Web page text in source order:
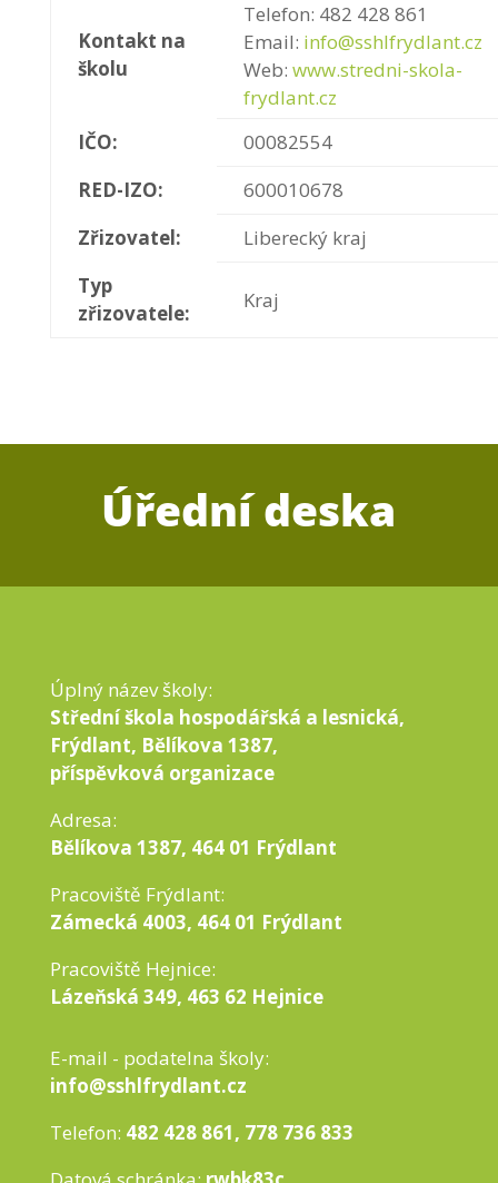
Kontakt na
školu
Telefon: 482 428 861
Email: info@sshlfrydlant.cz
Web: www.stredni-skola-
frydlant.cz
IČO:
00082554
RED-IZO:
600010678
Zřizovatel:
Liberecký kraj
Typ
zřizovatele:
Kraj
Úřední deska
Úplný název školy:
Střední škola hospodářská a lesnická,
Frýdlant, Bělíkova 1387,
příspěvková organizace
Adresa:
Bělíkova 1387, 464 01 Frýdlant
Pracoviště Frýdlant:
Zámecká 4003, 464 01 Frýdlant
Pracoviště Hejnice:
Lázeňská 349, 463 62 Hejnice
E-mail - podatelna školy:
info@sshlfrydlant.cz
Telefon: 482 428 861, 778 736 833